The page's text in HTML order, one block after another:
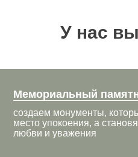
У нас
Мемориальный
создаем монументы,
место упокоения, а
любви и уважения